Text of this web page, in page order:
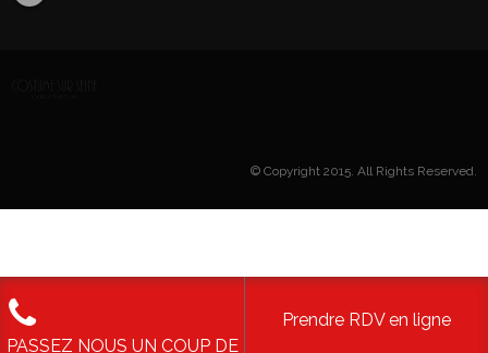
© Copyright 2015. All Rights Reserved.
PASSEZ NOUS UN COUP DE
Prendre RDV en ligne